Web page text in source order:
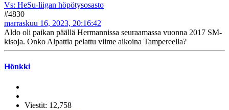
Vs: HeSu-liigan höpötysosasto
#4830
marraskuu 16, 2023, 20:16:42
Aldo oli paikan päällä Hermannissa seuraamassa vuonna 2017 SM-
kisoja. Onko Alpattia pelattu viime aikoina Tampereella?
Hönkki
Viestit: 12,758